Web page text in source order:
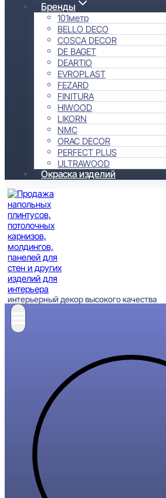
Бренды
101метр
BELLO DECO
COSCA DECOR
DE BAGET
DEARTIO
EVROPLAST
FEZARD
FINITURA
HIWOOD
LIKORN
NMC
ORAC DECOR
PERFECT PLUS
ULTRAWOOD
Окраска изделий
интерьерный декор высокого качества